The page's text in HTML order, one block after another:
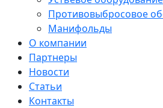
Противовыбросовое
Манифольды
О компании
Партнеры
Новости
Статьи
Контакты